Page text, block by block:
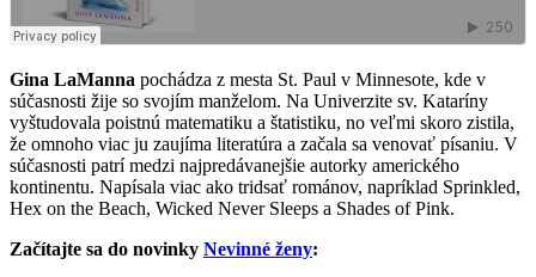
Gina LaManna pochádza z mesta St. Paul v Minnesote, kde v
súčasnosti žije so svojím manželom. Na Univerzite sv. Kataríny
vyštudovala poistnú matematiku a štatistiku, no veľmi skoro zistila,
že omnoho viac ju zaujíma literatúra a začala sa venovať písaniu. V
súčasnosti patrí medzi najpredávanejšie autorky amerického
kontinentu. Napísala viac ako tridsať románov, napríklad Sprinkled,
Hex on the Beach, Wicked Never Sleeps a Shades of Pink.
Začítajte sa do novinky Nevinné ženy: